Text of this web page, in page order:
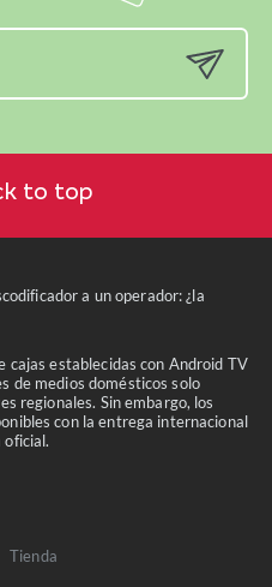
to top
a un operador: ¿la
cajas establecidas con Android TV
de medios domésticos solo
regionales. Sin embargo, los
con la entrega internacional
Tienda